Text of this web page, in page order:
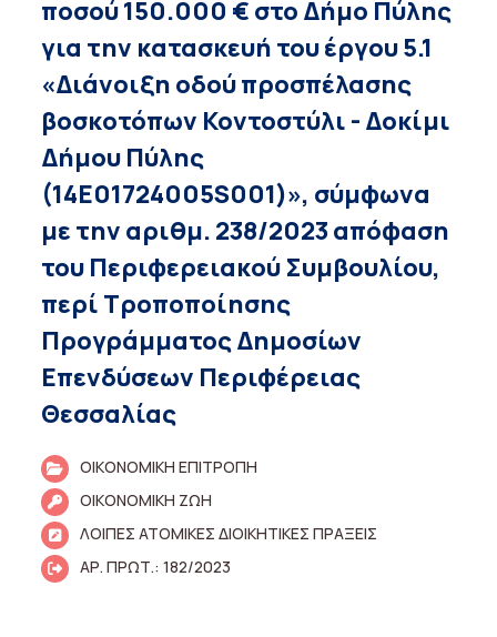
ποσού 150.000 € στο Δήμο Πύλης
για την κατασκευή του έργου 5.1
«Διάνοιξη οδού προσπέλασης
βοσκοτόπων Κοντοστύλι - Δοκίμι
Δήμου Πύλης
(14Ε01724005S001)», σύμφωνα
με την αριθμ. 238/2023 απόφαση
του Περιφερειακού Συμβουλίου,
περί Τροποποίησης
Προγράμματος Δημοσίων
Επενδύσεων Περιφέρειας
Θεσσαλίας
ΟΙΚΟΝΟΜΙΚΗ ΕΠΙΤΡΟΠΗ
ΟΙΚΟΝΟΜΙΚΗ ΖΩΗ
ΛΟΙΠΕΣ ΑΤΟΜΙΚΕΣ ΔΙΟΙΚΗΤΙΚΕΣ ΠΡΑΞΕΙΣ
ΑΡ. ΠΡΩΤ.: 182/2023